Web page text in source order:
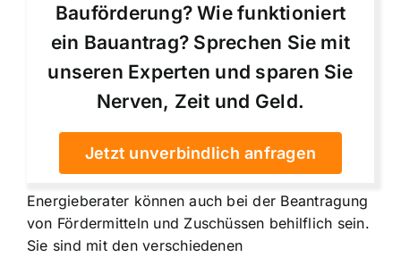
Bauförderung? Wie funktioniert
ein Bauantrag? Sprechen Sie mit
unseren Experten und sparen Sie
Nerven, Zeit und Geld.
Jetzt unverbindlich anfragen
Energieberater können auch bei der Beantragung
von Fördermitteln und Zuschüssen behilflich sein.
Sie sind mit den verschiedenen